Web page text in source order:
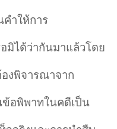
คำให้การ
มิได้ว่ากันมาแล้วโดย
งพิจารณาจาก
ข้อพิพาทในคดีเป็น